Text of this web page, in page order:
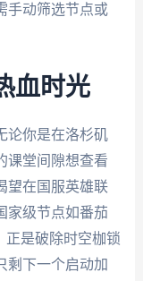
手动筛选节点或
血时光
论你是在洛杉矶
课堂间隙想查看
望在国服英雄联
家级节点如番茄
正是破除时空枷锁
剩下一个启动加